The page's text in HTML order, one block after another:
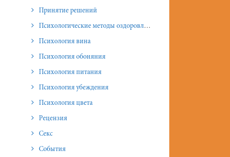
Принятие решений
Психологические методы оздоровления и омоложения
Психология вина
Психология обоняния
Психология питания
Психология убеждения
Психология цвета
Рецензия
Секс
События